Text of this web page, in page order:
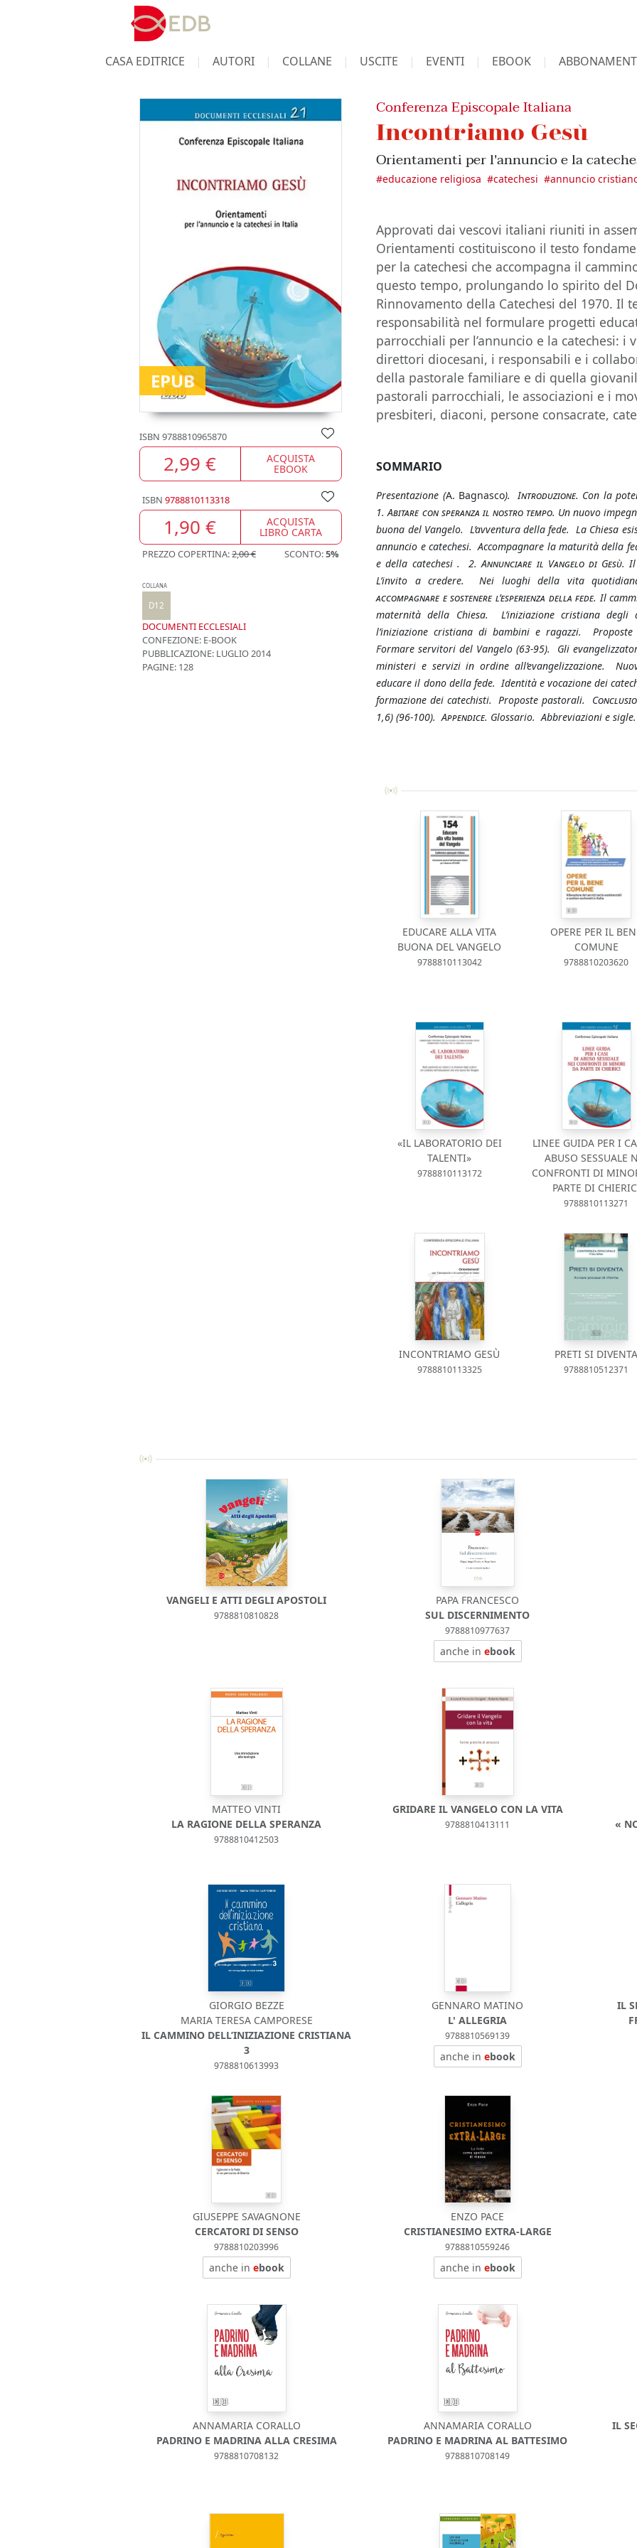
CASA EDITRICE AUTORI COLLANE USCITE EVENTI EBOOK
EPUB
ISBN 9788810965870
2,99 € ACQUISTA
EBOOK
ISBN 9788810113318
1,90 € ACQUISTA
LIBRO CARTA
PREZZO COPERTINA:2,00 € SCONTO:5%
COLLANA
D12
DOCUMENTI ECCLESIALI
CONFEZIONE: E-BOOK
PUBBLICAZIONE: LUGLIO 2014
PAGINE: 128
Conferenza Episcopale Italiana
Incontriamo Gesù
Orientamenti per l'annuncio e la
#educazione religiosa #catechesi #annuncio
Approvati dai vescovi italiani riuniti in
Orientamenti costituiscono il testo
per la catechesi che accompagna il
questo tempo, prolungando lo spirito del
Rinnovamento della Catechesi del 1970. Il
responsabilità nel formulare progetti
parrocchiali per l’annuncio e la catechesi: i
direttori diocesani, i responsabili e i
della pastorale familiare e di quella
pastorali parrocchiali, le associazioni e i
presbiteri, diaconi, persone consacrate,
SOMMARIO
Presentazione (A. Bagnasco).Introduzione. Con la
1. Abitare con speranza il nostro tempo. Un nuovo
buona del Vangelo. L’avventura della fede. La Chiesa
annuncio e catechesi. Accompagnare la maturità della
e della catechesi .2. Annunciare il Vangelo di Gesù. Il
L’invito a credere. Nei luoghi della vita
accompagnare e sostenere l’esperienza della fede. Il
maternità della Chiesa. L’iniziazione cristiana
l’iniziazione cristiana di bambini e ragazzi.
Formare servitori del Vangelo (63-95). Gli
ministeri e servizi in ordine all’evangelizzazione.
educare il dono della fede. Identità e vocazione dei
formazione dei catechisti. Proposte pastorali.
1,6) (96-100).Appendice. Glossario. Abbreviazioni e sigle.
EDUCARE ALLA VITA
BUONA DEL VANGELO
9788810113042
OPERE PER IL
COMUNE
9788810203620
«IL LABORATORIO DEI
TALENTI»
9788810113172
LINEE GUIDA PER I
ABUSO SESSUALE
CONFRONTI DI
PARTE DI
9788810113271
INCONTRIAMO GESÙ
9788810113325
PRETI SI
9788810512371
VANGELI E ATTI DEGLI APOSTOLI
9788810810828
PAPA FRANCESCO
SUL DISCERNIMENTO
9788810977637
anche in ebook
MATTEO VINTI
LA RAGIONE DELLA SPERANZA
9788810412503
GRIDARE IL VANGELO CON LA VITA
9788810413111 «
GIORGIO BEZZE
MARIA TERESA CAMPORESE
IL CAMMINO DELL’INIZIAZIONE CRISTIANA
3
9788810613993
GENNARO MATINO
L' ALLEGRIA
9788810569139
anche in ebook
IL
GIUSEPPE SAVAGNONE
CERCATORI DI SENSO
9788810203996
anche in ebook
ENZO PACE
CRISTIANESIMO EXTRA-LARGE
9788810559246
anche in ebook
ANNAMARIA CORALLO
PADRINO E MADRINA ALLA CRESIMA
9788810708132
ANNAMARIA CORALLO
PADRINO E MADRINA AL BATTESIMO
9788810708149
IL